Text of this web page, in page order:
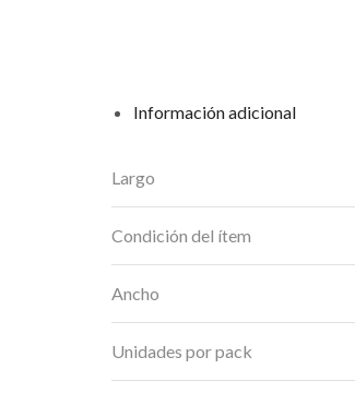
Información adicional
Largo
Condición del ítem
Ancho
Unidades por pack